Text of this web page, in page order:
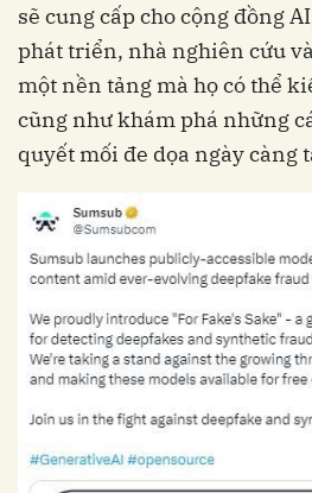
sẽ cung cấp cho cộng đồng
phát triển, nhà nghiên cứu
một nền tảng mà họ có thể
cũng như khám phá những
quyết mối đe dọa ngày càng